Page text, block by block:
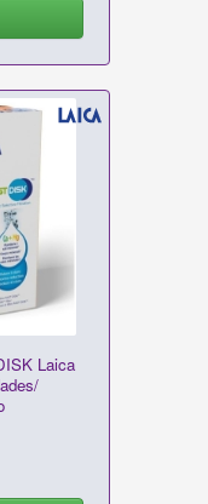
Laica